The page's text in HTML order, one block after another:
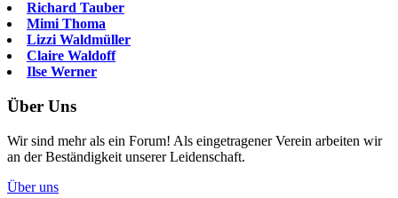
Richard Tauber
Mimi Thoma
Lizzi Waldmüller
Claire Waldoff
Ilse Werner
Über Uns
Wir sind mehr als ein Forum! Als eingetragener Verein arbeiten wir
an der Beständigkeit unserer Leidenschaft.
Über uns